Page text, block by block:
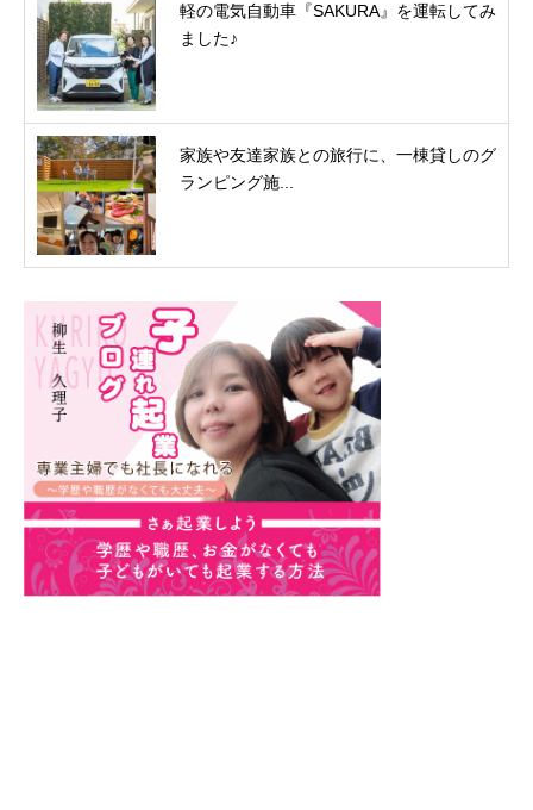
軽の電気自動車『SAKURA』を運転してみ
ました♪
家族や友達家族との旅行に、一棟貸しのグ
ランピング施...